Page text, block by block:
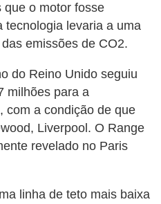
que o motor fosse
tecnologia levaria a uma
emissões de CO2.
do Reino Unido seguiu
milhões para a
com a condição de que
Liverpool. O Range
revelado no Paris
linha de teto mais baixa